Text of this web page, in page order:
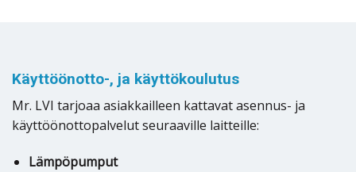
Käyttöönotto-, ja käyttökoulutus
Mr. LVI tarjoaa asiakkailleen kattavat asennus- ja
käyttöönottopalvelut seuraaville laitteille:
Lämpöpumput